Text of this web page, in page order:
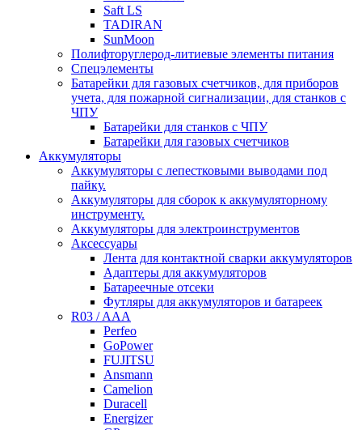
Saft LS
TADIRAN
SunMoon
Полифторуглерод-литиевые элементы питания
Спецэлементы
Батарейки для газовых счетчиков, для приборов
учета, для пожарной сигнализации, для станков с
ЧПУ
Батарейки для станков с ЧПУ
Батарейки для газовых счетчиков
Аккумуляторы
Аккумуляторы с лепестковыми выводами под
пайку.
Аккумуляторы для сборок к аккумуляторному
инструменту.
Аккумуляторы для электроинструментов
Аксессуары
Лента для контактной сварки аккумуляторов
Адаптеры для аккумуляторов
Батареечные отсеки
Футляры для аккумуляторов и батареек
R03 / AAA
Perfeo
GoPower
FUJITSU
Ansmann
Camelion
Duracell
Energizer